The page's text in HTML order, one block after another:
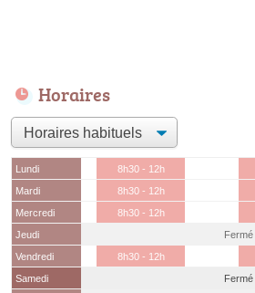
Horaires
Lundi 8h30 - 12h
Mardi
8h30 - 12h
Mercredi
8h30 - 12h
Jeudi
Fermé
Vendredi
8h30 - 12h
Samedi
Fermé